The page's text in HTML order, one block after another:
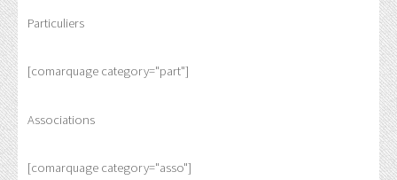
Particuliers
[comarquage category="part"]
Associations
[comarquage category="asso"]